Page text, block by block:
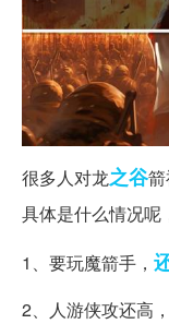
很多人对龙之谷
具体是什么情况呢
1、要玩魔箭手，
2、人游侠攻还高